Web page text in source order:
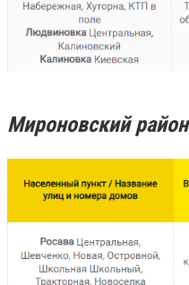
Мироновский район